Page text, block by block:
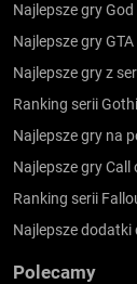
Najlepsze gry
Najlepsze gry GTA
Najlepsze gry z
Ranking serii
Najlepsze gry na
Najlepsze gry Call
Ranking serii
Najlepsze dodatki
Polecamy